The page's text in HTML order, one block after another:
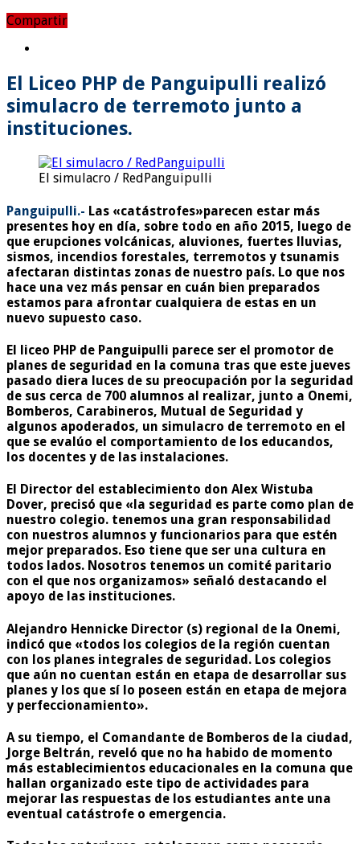
Compartir
El Liceo PHP de Panguipulli realizó
simulacro de terremoto junto a
instituciones.
El simulacro / RedPanguipulli
Panguipulli.- Las «catástrofes»parecen estar más
presentes hoy en día, sobre todo en año 2015, luego de
que erupciones volcánicas, aluviones, fuertes lluvias,
sismos, incendios forestales, terremotos y tsunamis
afectaran distintas zonas de nuestro país. Lo que nos
hace una vez más pensar en cuán bien preparados
estamos para afrontar cualquiera de estas en un
nuevo supuesto caso.
El liceo PHP de Panguipulli parece ser el promotor de
planes de seguridad en la comuna tras que este jueves
pasado diera luces de su preocupación por la seguridad
de sus cerca de 700 alumnos al realizar, junto a Onemi,
Bomberos, Carabineros, Mutual de Seguridad y
algunos apoderados, un simulacro de terremoto en el
que se evalúo el comportamiento de los educandos,
los docentes y de las instalaciones.
El Director del establecimiento don Alex Wistuba
Dover, precisó que «la seguridad es parte como plan de
nuestro colegio. tenemos una gran responsabilidad
con nuestros alumnos y funcionarios para que estén
mejor preparados. Eso tiene que ser una cultura en
todos lados. Nosotros tenemos un comité paritario
con el que nos organizamos» señaló destacando el
apoyo de las instituciones.
Alejandro Hennicke Director (s) regional de la Onemi,
indicó que «todos los colegios de la región cuentan
con los planes integrales de seguridad. Los colegios
que aún no cuentan están en etapa de desarrollar sus
planes y los que sí lo poseen están en etapa de mejora
y perfeccionamiento».
A su tiempo, el Comandante de Bomberos de la ciudad,
Jorge Beltrán, reveló que no ha habido de momento
más establecimientos educacionales en la comuna que
hallan organizado este tipo de actividades para
mejorar las respuestas de los estudiantes ante una
eventual catástrofe o emergencia.